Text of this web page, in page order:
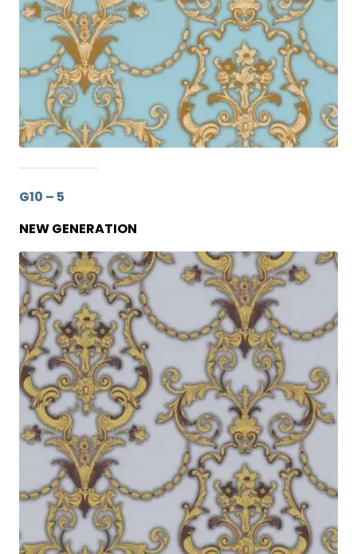
G10 – 5
NEW GENERATION